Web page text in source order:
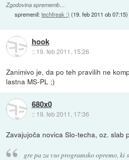
Zgodovina sprememb…
spremenil:techfreak :) (19. feb 2011 ob 07:15)
hook
:: 19. feb 2011, 15:26
Zanimivo je, da po teh pravilih ne
lastna MS-PL ;)
680x0
:: 19. feb 2011, 17:36
Zavajujoča novica Slo-techa, oz. slab
gre pa za vso programsko opremo,